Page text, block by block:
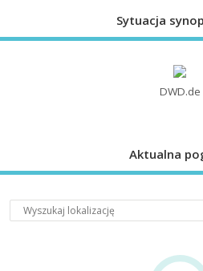
Sytuacja
DWD.de
Aktualna